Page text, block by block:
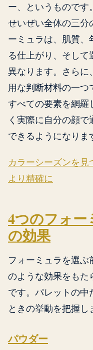
ー、というもので
せいぜい全体の三分
ーミュラは、肌質
る仕上がり、そし
異なります。さらに
用な判断材料の一つ
すべての要素を網羅
く実際に自分の顔
できるようになりま
カラーシーズンを
より精確に
4つのフォ
の効果
フォーミュラを選
のような効果をもた
です。パレットの中
ときの挙動を把握し
パウダー